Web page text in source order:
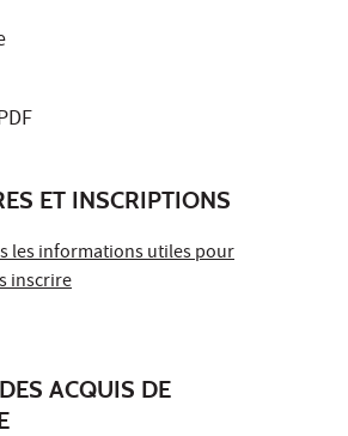
ET INSCRIPTIONS
les informations utiles pour
inscrire
ACQUIS DE